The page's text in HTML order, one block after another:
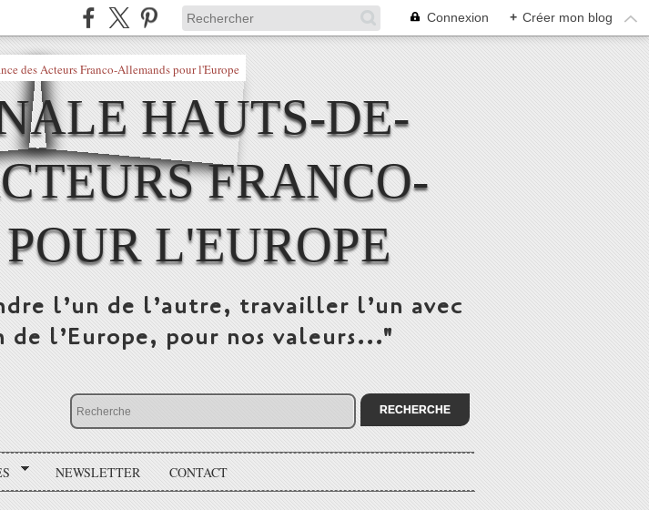
Connexion + Créer mon blog
HAUTS-DE-
FRANCO-
L'EUROPE
l’un de l’autre, travailler l’un avec
l’Europe, pour nos valeurs..."
NEWSLETTER CONTACT